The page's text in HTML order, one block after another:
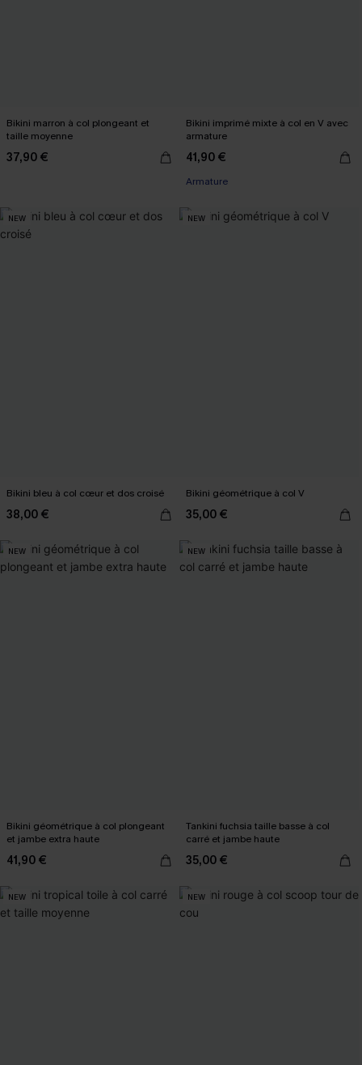
Bikini marron à col plongeant et
taille moyenne
37,90 €
Bikini imprimé mixte à col en V avec
armature
41,90 €
Armature
NEW
Bikini bleu à col cœur et dos croisé
38,00 €
NEW
Bikini géométrique à col V
35,00 €
NEW
Bikini géométrique à col plongeant
et jambe extra haute
41,90 €
NEW
Tankini fuchsia taille basse à col
carré et jambe haute
35,00 €
NEW NEW